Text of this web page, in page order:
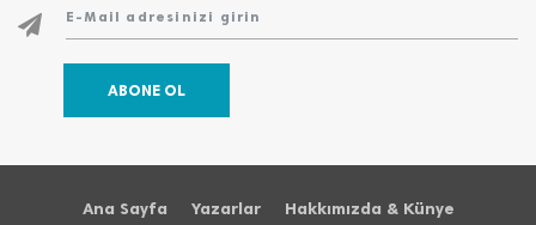
ABONE OL
Ana Sayfa Yazarlar
Hakkımızda & Künye